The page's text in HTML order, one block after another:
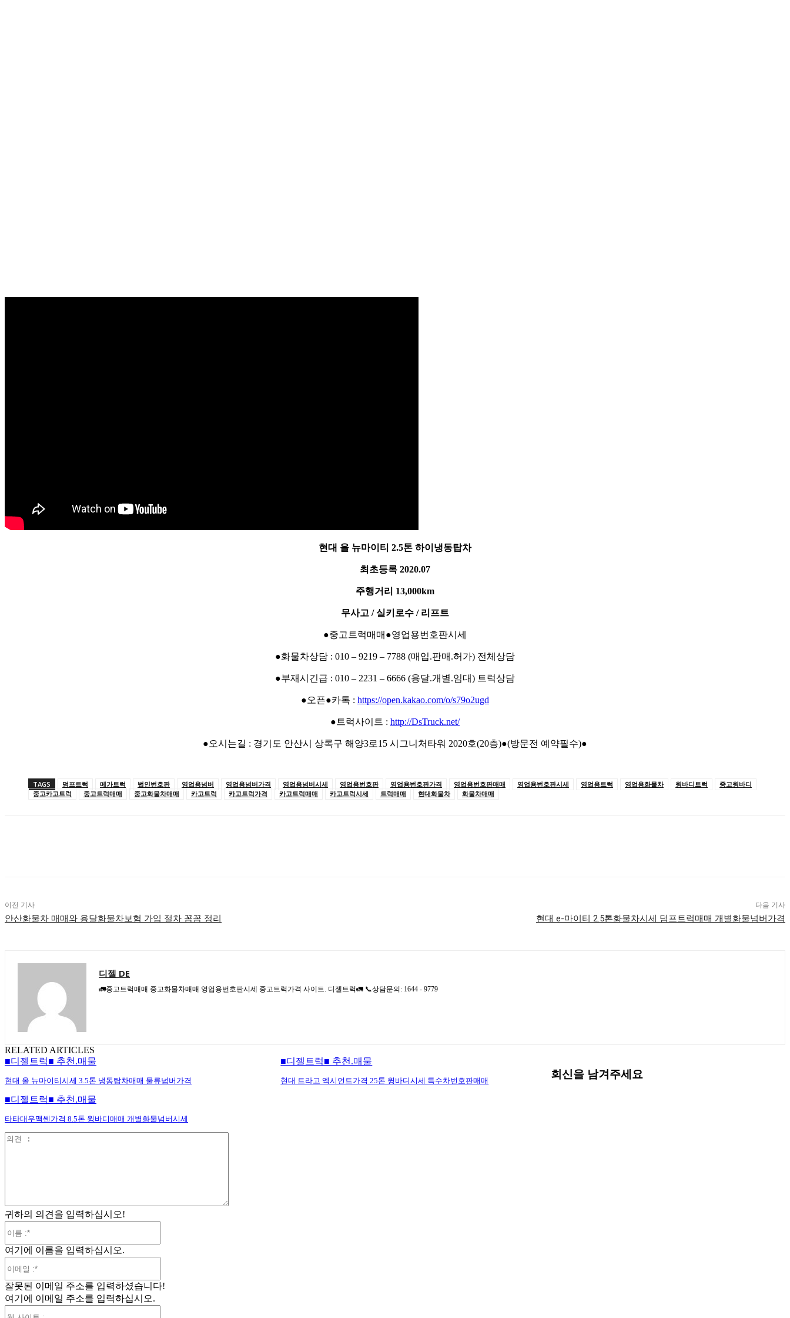
현대 올 뉴마이티 2.5톤 하이냉동탑차
최초등록 2020.07
주행거리 13,000km
무사고 / 실키로수 / 리프트
●중고트럭매매●영업용번호판시세
●화물차상담 : 010 – 9219 – 7788 (매입.판매.허가) 전체상담
●부재시긴급 : 010 – 2231 – 6666 (용달.개별.임대) 트럭상담
●오픈●카톡 : https://open.kakao.com/o/s79o2ugd
●트럭사이트 : http://DsTruck.net/
●오시는길 : 경기도 안산시 상록구 해양3로15 시그니처타워 2020호(20층)●(방문전 예약필수)●
TAGS 덤프트럭 메가트럭 법인번호판 영업용넘버 영업용넘버가격 영업용넘버시세 영업용번호판 영업용번호판가격 영업용번호판매매 영업용번호판시세 영업용트럭 영업용화물차 윙바디트럭
중고윙바디
중고카고트럭
중고트럭매매 중고화물차매매 카고트럭 카고트럭가격 카고트럭매매 카고트럭시세 트럭매매 현대화물차 화물차매매
이전 기사
안산화물차 매매와 용달화물차보험 가입 절차 꼼꼼 정리
다음 기사
현대 e-마이티 2.5톤화물차시세 덤프트럭매매 개별화물넘버가격
디젤 DE
🚛중고트럭매매 중고화물차매매 영업용번호판시세 중고트럭가격 사이트. 디젤트럭🚛 📞상담문의: 1644 - 9779
RELATED ARTICLES
■디젤트럭■ 추천.매물
현대 올 뉴마이티시세 3.5톤 냉동탑차매매 물류넘버가격
■디젤트럭■ 추천.매물
현대 트라고 엑시언트가격 25톤 윙바디시세 특수차번호판매매
■디젤트럭■ 추천.매물
타타대우맥쎈가격 8.5톤 윙바디매매 개별화물넘버시세
회신을 남겨주세요
귀하의 의견을 입력하십시오!
여기에 이름을 입력하십시오.
일
잘못된 이메일 주소를 입력하셨습니다!
여기에 이메일 주소를 입력하십시오.